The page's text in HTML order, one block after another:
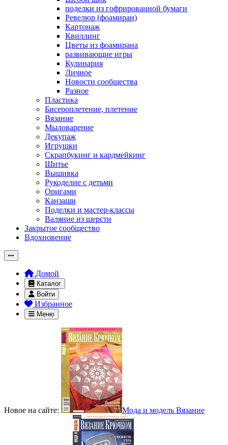
поделки из гофрированной бумаги
Ревелюр (фоамиран)
Картонаж
Квиллинг
Цветы из фоамирана
развивающие игры
Кулинария
Личное
Новости сообщества
Разное
Пластика
Бисероплетение, плетение
Вязание
Мыловарение
Декупаж
Игрушки
Скрапбукинг и кардмейкинг
Шитье
Вышивка
Рукоделие с детьми
Оригами
Канзаши
Поделки и мастер-классы
Валяние из шерсти
Закрытое сообщество
Вдохновение
Домой
Каталог
Войти
Избранное
Меню
Новое на сайте: Мода и модель Вязание